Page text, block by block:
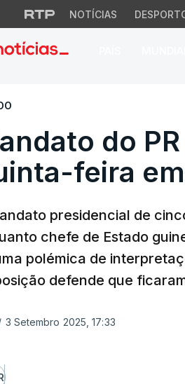
NOTÍCIAS
do PR
do
feira
presidencial de
chefe de Estado
polémica de
defende que
3 Setembro 2025, 17:33